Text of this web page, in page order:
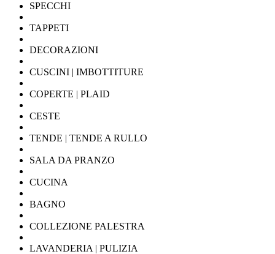
SPECCHI
TAPPETI
DECORAZIONI
CUSCINI | IMBOTTITURE
COPERTE | PLAID
CESTE
TENDE | TENDE A RULLO
SALA DA PRANZO
CUCINA
BAGNO
COLLEZIONE PALESTRA
LAVANDERIA | PULIZIA